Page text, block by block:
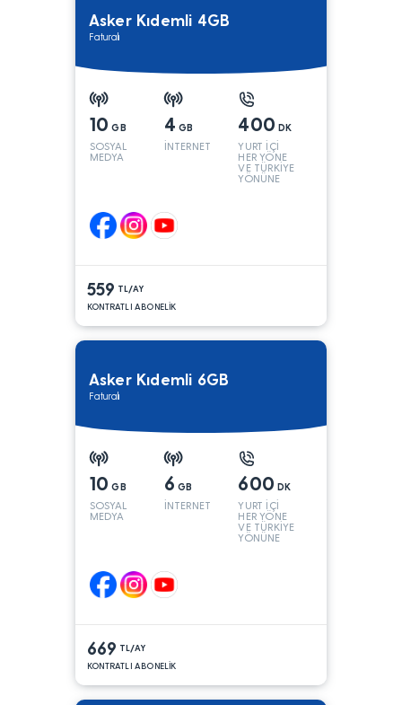
Asker Kıdemli 4GB
Faturalı
10 GB
SOSYAL
MEDYA
4 GB
İNTERNET
400 DK
YURT İÇİ
HER YÖNE
VE TÜRKİYE
YÖNÜNE
559 TL/AY
KONTRATLI ABONELİK
Asker Kıdemli 6GB
Faturalı
10 GB
SOSYAL
MEDYA
6 GB
İNTERNET
600 DK
YURT İÇİ
HER YÖNE
VE TÜRKİYE
YÖNÜNE
669 TL/AY
KONTRATLI ABONELİK